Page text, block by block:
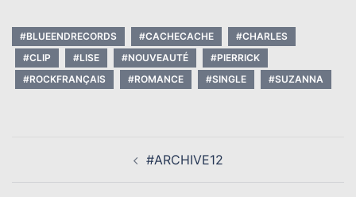
#BLUEENDRECORDS #CACHECACHE
#CHARLES
#CLIP
#LISE #NOUVEAUTÉ
#PIERRICK
#ROCKFRANÇAIS
#ROMANCE #SINGLE #SUZANNA
#ARCHIVE12